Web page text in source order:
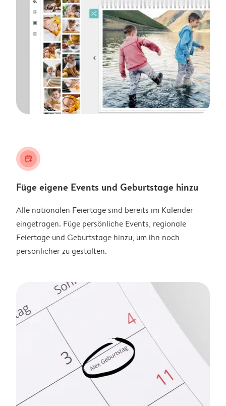
calendar_plus
Füge eigene Events und Geburtstage hinzu
Alle nationalen Feiertage sind bereits im Kalender
eingetragen. Füge persönliche Events, regionale
Feiertage und Geburtstage hinzu, um ihn noch
persönlicher zu gestalten.